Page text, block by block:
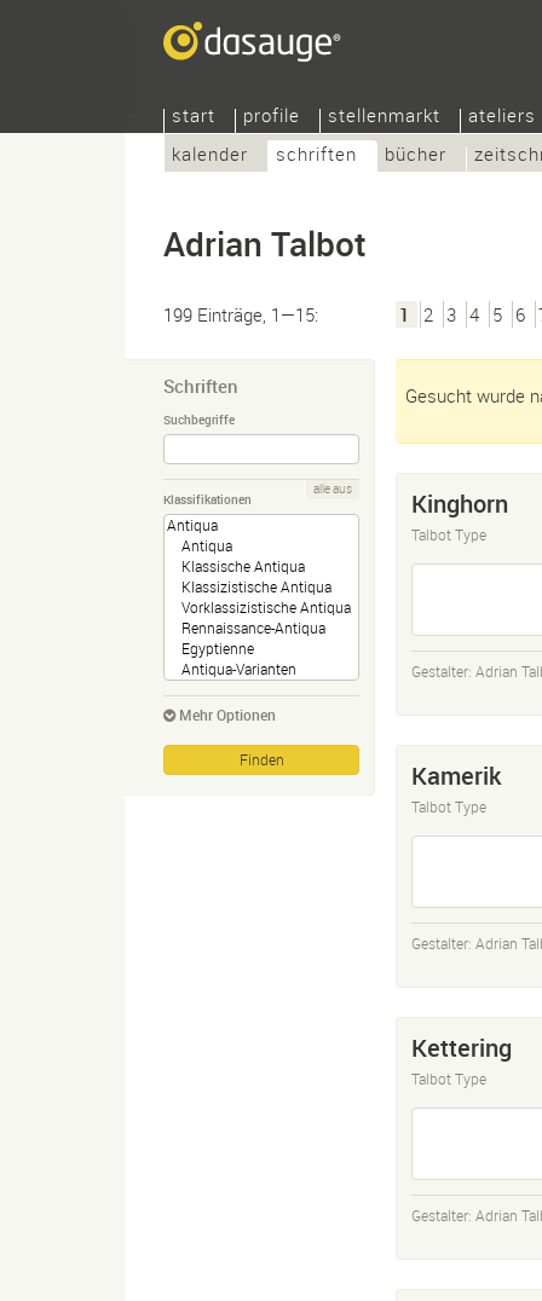
start profile stellenmarkt ateliers
kalender
schriften bücher
Adrian Talbot
199 Einträge, 1—15: 1 2 3 4 5 6
Schriften
Suchbegriffe
Klassifikationen
alle aus
Mehr Optionen
Gesucht wurde
Kinghorn
Talbot Type
Gestalter: Adrian
Kamerik
Talbot Type
Gestalter: Adrian
Kettering
Talbot Type
Gestalter: Adrian